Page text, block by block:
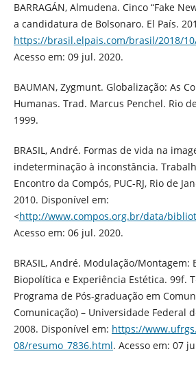
BARRAGÁN, Almudena. Cinco “Fake
a candidatura de Bolsonaro. El País.
https://brasil.elpais.com/brasil/2018/
Acesso em: 09 jul. 2020.
BAUMAN, Zygmunt. Globalização: As
Humanas. Trad. Marcus Penchel. Rio
1999.
BRASIL, André. Formas de vida na
indeterminação à inconstância.
Encontro da Compós, PUC-RJ, Rio de
2010. Disponível em:
<http://www.compos.org.br/data/
Acesso em: 06 jul. 2020.
BRASIL, André. Modulação/Montagem:
Biopolítica e Experiência Estética. 99f.
Programa de Pós-graduação em
Comunicação) – Universidade Federal
2008. Disponível em: https://
08/resumo_7836.html. Acesso em: 07